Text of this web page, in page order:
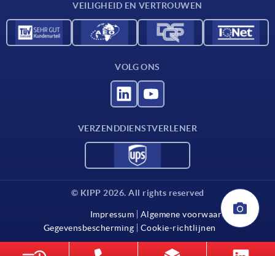
VEILIGHEID EN VERTROUWEN
VOLG ONS
VERZENDDIENSTVERLENER
© KIPP 2026. All rights reserved
Impressum
Algemene voorwaarden
Gegevensbescherming
Cookie-richtlijnen